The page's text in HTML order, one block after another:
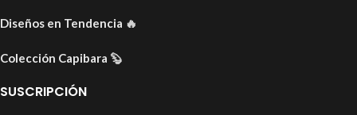
Diseños en Tendencia 🔥
Colección Capibara 🦫
SUSCRIPCIÓN